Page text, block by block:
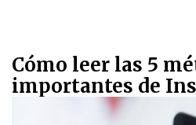
Cómo leer las 5
importantes de